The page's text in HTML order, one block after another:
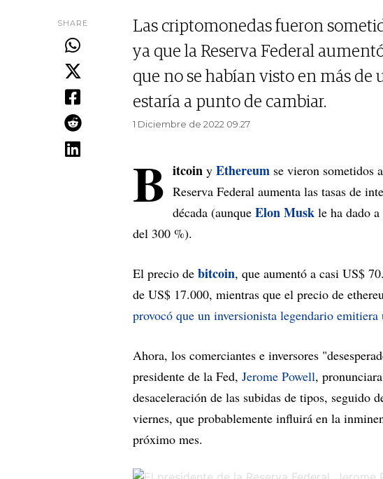
SHARE
Las criptomonedas fueron
ya que la Reserva Federal
que no se habían visto en más de
estaría a punto de cambiar.
1 Diciembre de 2022 09.27
B itcoin y Ethereum se vieron sometidos
Reserva Federal aumenta las tasas de
década (aunque Elon Musk le ha dado
del 300 %).
El precio de bitcoin, que aumentó a casi US$
de US$ 17.000, mientras que el precio de
provocó que un inversionista legendario
Ahora, los comerciantes e inversores
presidente de la Fed, Jerome Powell,
desaceleración de las subidas de tipos, seguido
viernes, que probablemente influirá en la
próximo mes.